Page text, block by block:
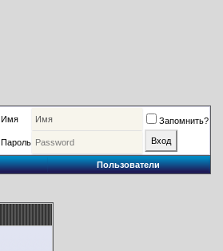
Имя Запомнить?
Пароль
Пользователи